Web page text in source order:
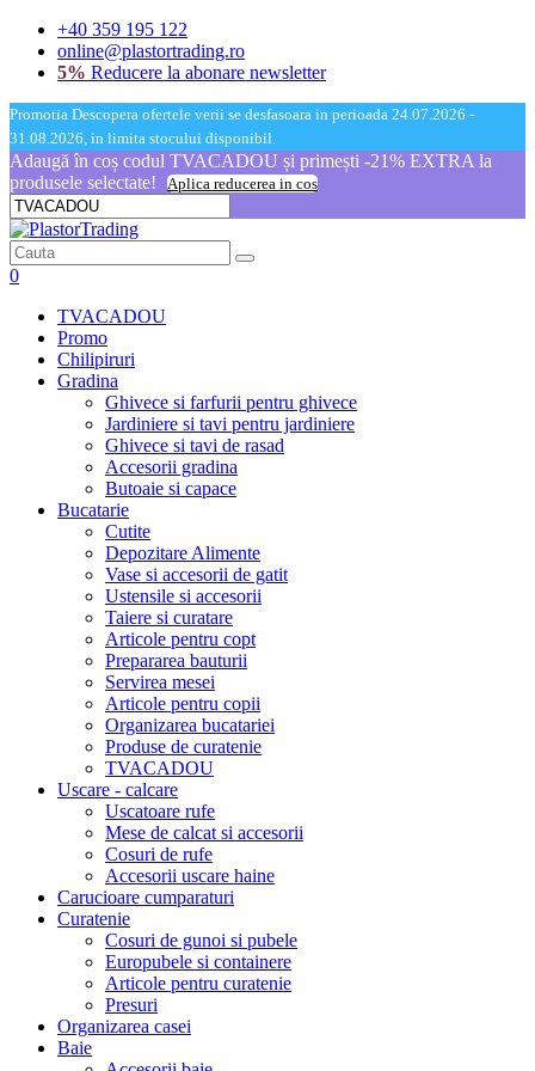
+40 359 195 122
online@plastortrading.ro
5% Reducere la abonare newsletter
Promotia Descopera ofertele verii se desfasoara in perioada 24.07.2026 -
31.08.2026, in limita stocului disponibil.
Adaugă în coș codul TVACADOU și primești -21% EXTRA la
produsele selectate!
Aplica reducerea in cos
0
TVACADOU
Promo
Chilipiruri
Gradina
Ghivece si farfurii pentru ghivece
Jardiniere si tavi pentru jardiniere
Ghivece si tavi de rasad
Accesorii gradina
Butoaie si capace
Bucatarie
Cutite
Depozitare Alimente
Vase si accesorii de gatit
Ustensile si accesorii
Taiere si curatare
Articole pentru copt
Prepararea bauturii
Servirea mesei
Articole pentru copii
Organizarea bucatariei
Produse de curatenie
TVACADOU
Uscare - calcare
Uscatoare rufe
Mese de calcat si accesorii
Cosuri de rufe
Accesorii uscare haine
Carucioare cumparaturi
Curatenie
Cosuri de gunoi si pubele
Europubele si containere
Articole pentru curatenie
Presuri
Organizarea casei
Baie